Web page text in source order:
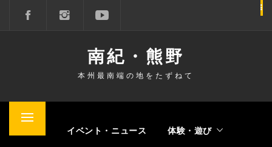
ス
ッ
南紀・熊野
本州最南端の地をたずねて
メ
イベント・ニュース 体験・遊び